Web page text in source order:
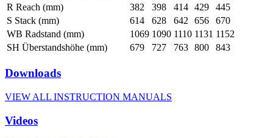
R Reach (mm)
382 398 414 429
445
S Stack (mm)
614 628 642 656
670
WB Radstand (mm)
1069 1090 1110 1131 1152
SH Überstandshöhe (mm)
679 727 763 800 843
Downloads
VIEW ALL INSTRUCTION MANUALS
Videos